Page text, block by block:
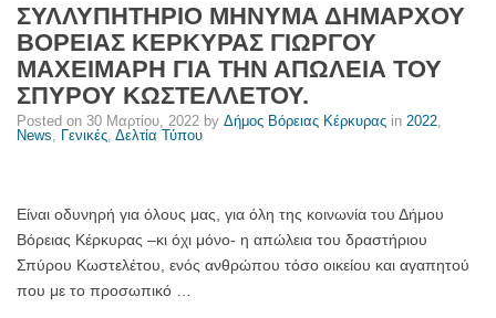
ΣΥΛΛΥΠΗΤΗΡΙΟ ΜΗΝΥΜΑ ΔΗΜΑΡΧΟΥ
ΒΟΡΕΙΑΣ ΚΕΡΚΥΡΑΣ ΓΙΩΡΓΟΥ
ΜΑΧΕΙΜΑΡΗ ΓΙΑ ΤΗΝ ΑΠΩΛΕΙΑ ΤΟΥ
ΣΠΥΡΟΥ ΚΩΣΤΕΛΛΕΤΟΥ.
Posted on 30 Μαρτίου, 2022 by Δήμος Βόρειας Κέρκυρας in 2022,
News, Γενικές, Δελτία Τύπου
Είναι οδυνηρή για όλους μας, για όλη της κοινωνία του Δήμου
Βόρειας Κέρκυρας –κι όχι μόνο- η απώλεια του δραστήριου
Σπύρου Κωστελέτου, ενός ανθρώπου τόσο οικείου και αγαπητού
που με το προσωπικό …